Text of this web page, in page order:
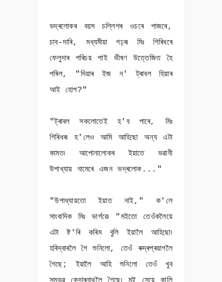
ভদ্ৰলোকৰ বয়স চল্লিশৰ ওচৰে পাজৰে,
চাব-দাৰি, মধ্যমীয়া গঢ়ৰ৷ মিঃ গিৰিধৰে
ফেলুদাৰ পৰিচয় পাই ভীষণ উত্তেজিত হৈ
পৰিল, "দিয়াৰ ইজ ন' ট্ৰাবল হিয়াৰ
আই হোপ?"
"ট্ৰাবল সকলোতেই হ'ব পাৰে, মিঃ
গিৰিধৰ৷ হ'লেও আমি আহিছো অন্য এটা
কামত৷ আপোনালোকৰ ইয়াতে ভৱানী
উপাধ্যায় নামেৰে এজন ভদ্ৰলোক..."
"উপাধ্যায়তো ইয়াত নাই," ক'লে
সাংবাদিক মিঃ ভাৰ্গৱে৷ "মইতো তেওঁকলৈয়ে
এটা ষ্ট'ৰি কৰিম বুলি ইয়ালৈ আহিছো৷
হৰিদ্বাৰলৈ গৈ শুনিলো, তেওঁ ৰুদ্ৰপ্ৰয়াগলৈ
গৈছে; ইয়ালৈ আহি শুনিলো তেওঁ খুব